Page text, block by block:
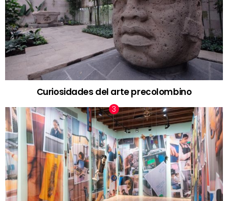
Curiosidades del arte precolombino